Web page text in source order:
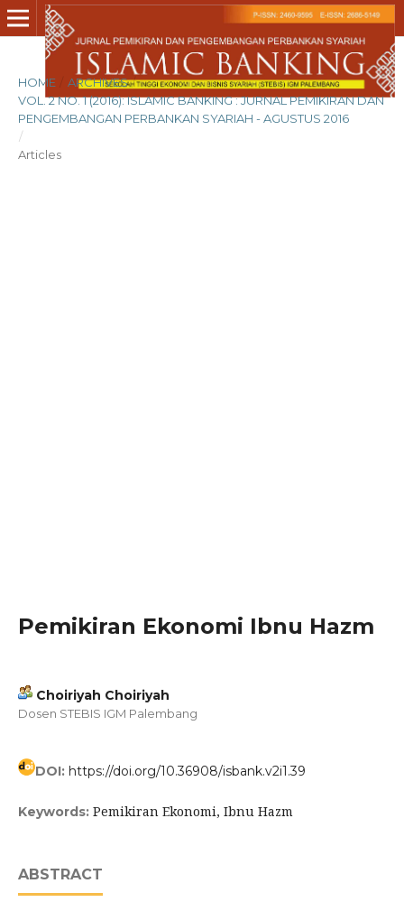
HOME ARCHIVES /
VOL. 2 NO. 1 (2016): ISLAMIC BANKING : JURNAL PEMIKIRAN DAN
PENGEMBANGAN PERBANKAN SYARIAH - AGUSTUS 2016
/
Articles
Pemikiran Ekonomi Ibnu Hazm
Choiriyah Choiriyah
Dosen STEBIS IGM Palembang
DOI: https://doi.org/10.36908/isbank.v2i1.39
Keywords: Pemikiran Ekonomi, Ibnu Hazm
ABSTRACT